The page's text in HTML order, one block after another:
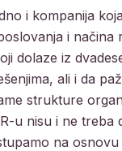
i kompanija
i načina
dolaze iz
ali i da
strukture
u nisu i ne treba
na